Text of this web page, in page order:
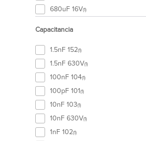
680uF 16V(1)
Capacitancia
1.5nF 152(1)
1.5nF 630V(1)
100nF 104(1)
100pF 101(1)
10nF 103(1)
10nF 630V(1)
1nF 102(1)